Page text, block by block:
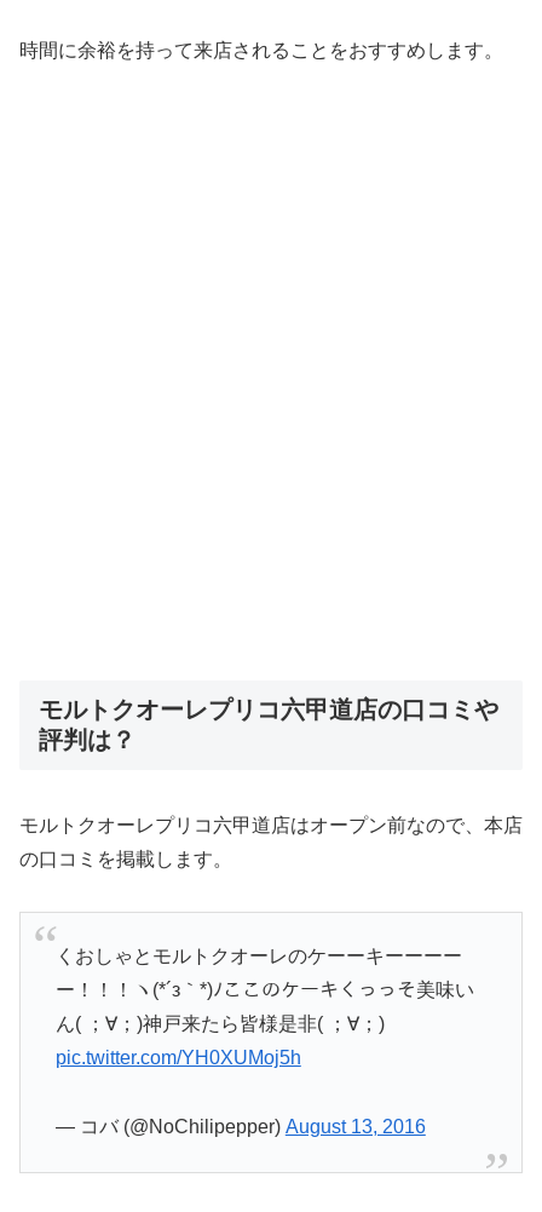
時間に余裕を持って来店されることをおすすめします。
モルトクオーレプリコ六甲道店の口コミや
評判は？
モルトクオーレプリコ六甲道店はオープン前なので、本店
の口コミを掲載します。
くおしゃとモルトクオーレのケーーキーーーー
ー！！！ヽ(*´з｀*)ﾉここのケーキくっっそ美味い
ん( ；∀；)神戸来たら皆様是非( ；∀；)
pic.twitter.com/YH0XUMoj5h
— コバ (@NoChilipepper) August 13, 2016